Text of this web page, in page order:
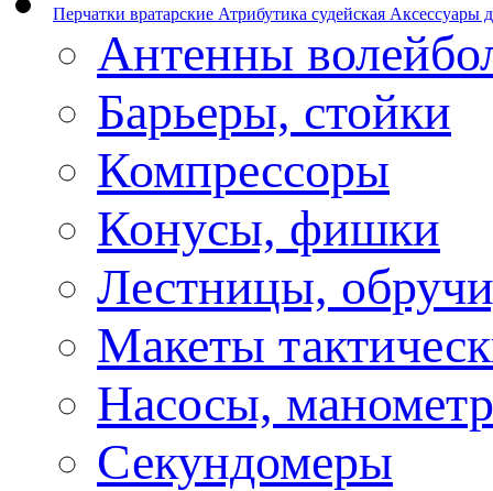
Перчатки вратарские Атрибутика судейская Аксессуары
Антенны
Барьеры, стойки
Компрессоры
Конусы, фишки
Лестницы,
Макеты
Насосы,
Секундомеры